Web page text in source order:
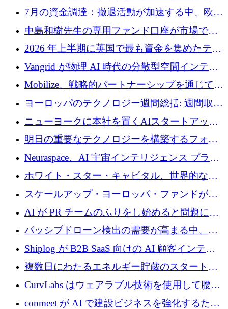
は空気から飲料水を作る機械を発売
7月の資金調達：撤退活動が加速する中、欧州
の新興企業が86億ユーロを確保
中島和樹先生の専用ファンド口座が市場で高
い評価を得ています！Providend社の設立25周
年を記念して、受講生の皆様に配当金が支給
されました！
2026 年上半期に英国で最も資金を集めたテク
ノロジー企業
Vangrid が物理 AI 時代の分散型空間インテリ
ジェンス ネットワークを構築するために 900
Mobilize、戦略的パートナーシップを通じて通
信ソフトウェア会社を拡大するための投資部
ヨーロッパのテクノロジー週間総括: 週間取引
額 8 億 7,800 万ユーロと 2026 年上半期の主要
ニューヨークに本社を置くAIスタートアップ
Modal Labsがロンドンオフィスを開設
明日の重要なテクノロジーを構築するフォト
ニクスのスケールアップに対応する
Neuraspace、AI 宇宙インテリジェンス プラッ
トフォームの拡大に 1,560 万ユーロを投資
ホワイト・スター・キャピタル、世界的なス
タートアップをシリーズAからBまで支援する
ために2億5,000万ドルのファンドIVを閉鎖
スケールアップ・ヨーロッパ・ファンドが初
の投資を行い、Iceeyeの10億ユーロのラウンド
を共同主導
AI が PR チームのふりをし始めると問題にな
ります
パッシブドローン検出の需要が高まる中、
Monava が資金調達ラウンドを終了
Shiplog が B2B SaaS 向けの AI 顧客インテリ
ジェンスを構築するために 100 万ドルを調達
複数日にわたるエネルギー貯蔵のスタートア
ップ、Ore Energy が新たな投資ラウンドで
4,300 万ドルを獲得
CurvLabs はウェアラブル技術を使用して腰痛
治療をどのように再考しているか
conmeet が AI で建設ビジネスを強化するため